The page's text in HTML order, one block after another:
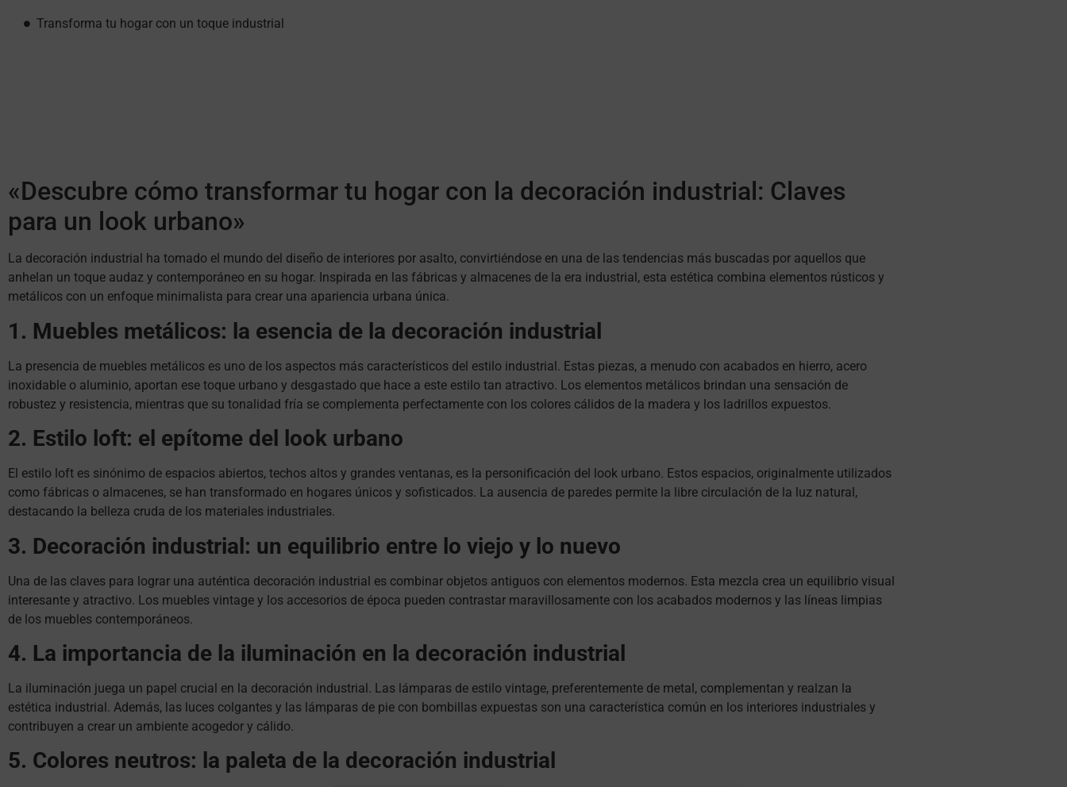
Transforma tu hogar con un toque industrial
«Descubre cómo transformar tu hogar con la decoración industrial: Claves
para un look urbano»
La decoración industrial ha tomado el mundo del diseño de interiores por asalto, convirtiéndose en una de las tendencias más buscadas por aquellos que
anhelan un toque audaz y contemporáneo en su hogar. Inspirada en las fábricas y almacenes de la era industrial, esta estética combina elementos rústicos y
metálicos con un enfoque minimalista para crear una apariencia urbana única.
1. Muebles metálicos: la esencia de la decoración industrial
La presencia de muebles metálicos es uno de los aspectos más característicos del estilo industrial. Estas piezas, a menudo con acabados en hierro, acero
inoxidable o aluminio, aportan ese toque urbano y desgastado que hace a este estilo tan atractivo. Los elementos metálicos brindan una sensación de
robustez y resistencia, mientras que su tonalidad fría se complementa perfectamente con los colores cálidos de la madera y los ladrillos expuestos.
2. Estilo loft: el epítome del look urbano
El estilo loft es sinónimo de espacios abiertos, techos altos y grandes ventanas, es la personificación del look urbano. Estos espacios, originalmente utilizados
como fábricas o almacenes, se han transformado en hogares únicos y sofisticados. La ausencia de paredes permite la libre circulación de la luz natural,
destacando la belleza cruda de los materiales industriales.
3. Decoración industrial: un equilibrio entre lo viejo y lo nuevo
Una de las claves para lograr una auténtica decoración industrial es combinar objetos antiguos con elementos modernos. Esta mezcla crea un equilibrio visual
interesante y atractivo. Los muebles vintage y los accesorios de época pueden contrastar maravillosamente con los acabados modernos y las líneas limpias
de los muebles contemporáneos.
4. La importancia de la iluminación en la decoración industrial
La iluminación juega un papel crucial en la decoración industrial. Las lámparas de estilo vintage, preferentemente de metal, complementan y realzan la
estética industrial. Además, las luces colgantes y las lámparas de pie con bombillas expuestas son una característica común en los interiores industriales y
contribuyen a crear un ambiente acogedor y cálido.
5. Colores neutros: la paleta de la decoración industrial